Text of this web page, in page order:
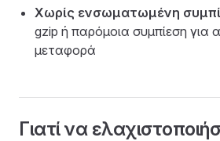
Χωρίς ενσωματωμένη
gzip ή παρόμοια συμπίεση για
μεταφορά
Γιατί να